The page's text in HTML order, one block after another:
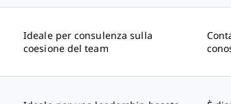
Ideale per consulenza sulla
coesione del team